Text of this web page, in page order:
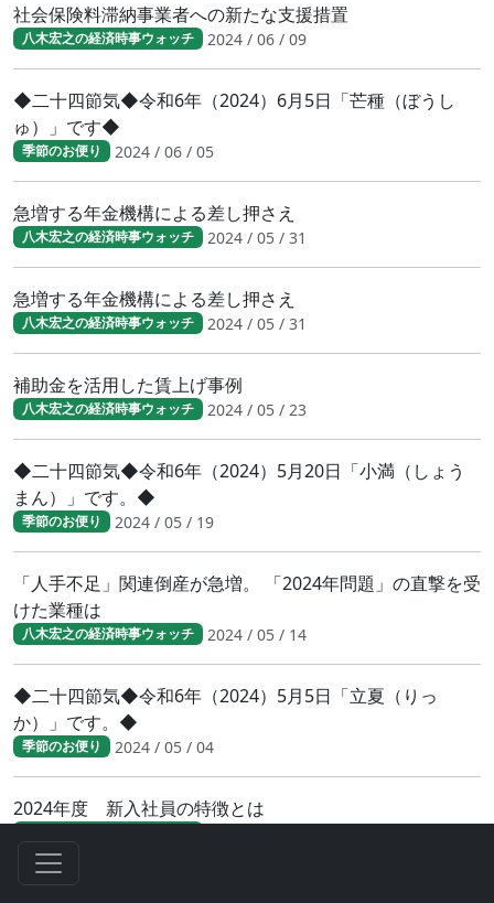
社会保険料滞納事業者への新たな支援措置
八木宏之の経済時事ウォッチ 2024 / 06 / 09
◆二十四節気◆令和6年（2024）6月5日「芒種（ぼうし
ゅ）」です◆
季節のお便り 2024 / 06 / 05
急増する年金機構による差し押さえ
八木宏之の経済時事ウォッチ 2024 / 05 / 31
急増する年金機構による差し押さえ
八木宏之の経済時事ウォッチ 2024 / 05 / 31
補助金を活用した賃上げ事例
八木宏之の経済時事ウォッチ 2024 / 05 / 23
◆二十四節気◆令和6年（2024）5月20日「小満（しょう
まん）」です。◆
季節のお便り 2024 / 05 / 19
「人手不足」関連倒産が急増。 「2024年問題」の直撃を受
けた業種は
八木宏之の経済時事ウォッチ 2024 / 05 / 14
◆二十四節気◆令和6年（2024）5月5日「立夏（りっ
か）」です。◆
季節のお便り 2024 / 05 / 04
2024年度 新入社員の特徴とは